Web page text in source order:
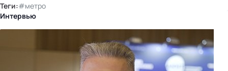
Теги:#метро
Интервью